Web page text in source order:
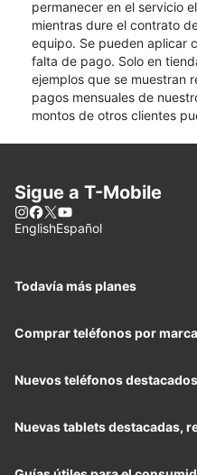
permanecer en el servicio
mientras dure el contrato
equipo. Se pueden aplicar
falta de pago. Solo en
ejemplos que se muestran
pagos mensuales de
montos de otros clientes